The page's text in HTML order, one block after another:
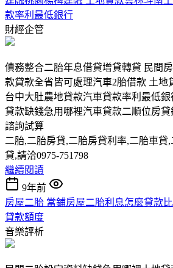
款率利最低銀行
財經企管
債務整合二胎年息借貸增貸轉貸 民間
款貸款全省皆可處理汽車2胎借款 土地
台中大肚農地貸款汽車貸款率利最低
貸款缺錢急用哪裡汽車貸款二順位房
諮詢試算
二胎,二胎房貸,二胎房貸利率,二胎車貸
貸,請洽0975-751798
繼續閱讀
9年前
房屋二胎 當鋪房屋二胎利息怎麼貸款
貸款額度
音樂評析